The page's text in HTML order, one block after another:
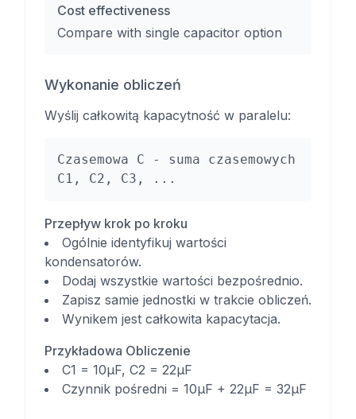
Cost effectiveness
Compare with single capacitor option
Wykonanie obliczeń
Wyślij całkowitą kapacytność w paralelu:
Czasemowa C - suma czasemowych
C1, C2, C3, ...
Przepływ krok po kroku
Ogólnie identyfikuj wartości
kondensatorów.
Dodaj wszystkie wartości bezpośrednio.
Zapisz samie jednostki w trakcie obliczeń.
Wynikem jest całkowita kapacytacja.
Przykładowa Obliczenie
C1 = 10µF, C2 = 22µF
Czynnik pośredni = 10µF + 22µF = 32µF